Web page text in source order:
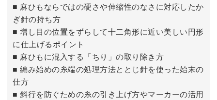
ひも通し穴について 14:41
編み残す場所にマーカーをつける 16:17
側面の21段目を編む（折りたたみ12段目）
側面の22〜23段目・糸処理（折りたたみ13
段目）
21:58
■ 麻ひもならではの硬さや伸縮性のなさに対応したか
ぎ針の持ち方
■ 増し目の位置をずらして十二角形に近い美しい円形
に仕上げるポイント
■ 麻ひもに混入する「ちり」の取り除き方
■ 編み始めの糸端の処理方法ととじ針を使った始末の
仕方
■ 斜行を防ぐための糸の引き上げ方やマーカーの活用